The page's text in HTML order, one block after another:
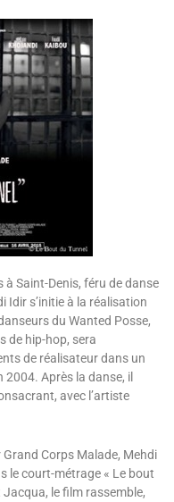
à Saint-Denis, féru de danse
Idir s’initie à la réalisation
du Wanted Posse,
de hip-hop, sera
de réalisateur dans un
Après la danse, il
avec l’artiste
Corps Malade, Mehdi
le court-métrage « Le bout
le film rassemble,